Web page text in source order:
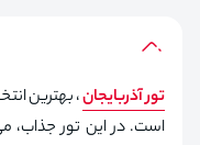
تور آذربایجان، بهترین
است. در این تور جذاب،